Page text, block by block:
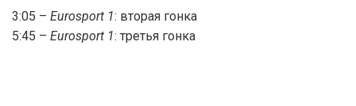
3:05 – Eurosport 1: вторая гонка
5:45 – Eurosport 1: третья гонка